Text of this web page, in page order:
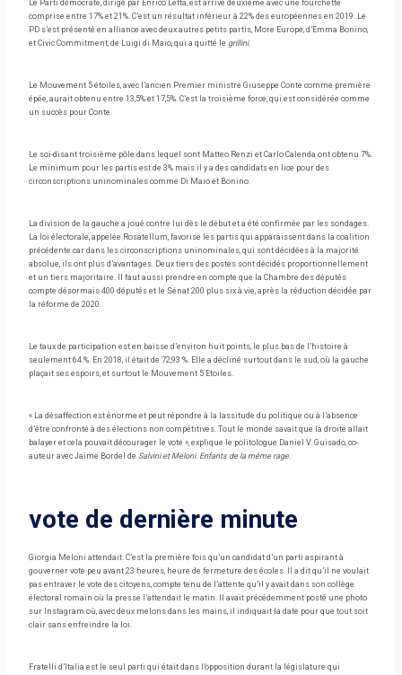
Le Parti démocrate, dirigé par Enrico Letta, est arrivé deuxième avec une fourchette
comprise entre 17% et 21%. C’est un résultat inférieur à 22% des européennes en 2019. Le
PD s’est présenté en alliance avec deux autres petits partis, More Europe, d’Emma Bonino,
et Civic Commitment, de Luigi di Maio, qui a quitté le grillini.
Le Mouvement 5 étoiles, avec l’ancien Premier ministre Giuseppe Conte comme première
épée, aurait obtenu entre 13,5% et 17,5%. C’est la troisième force, qui est considérée comme
un succès pour Conte.
Le soi-disant troisième pôle dans lequel sont Matteo Renzi et Carlo Calenda ont obtenu 7%.
Le minimum pour les partis est de 3% mais il y a des candidats en lice pour des
circonscriptions uninominales comme Di Maio et Bonino.
La division de la gauche a joué contre lui dès le début et a été confirmée par les sondages.
La loi électorale, appelée Rosatellum, favorise les partis qui apparaissent dans la coalition
précédente car dans les circonscriptions uninominales, qui sont décidées à la majorité
absolue, ils ont plus d’avantages. Deux tiers des postes sont décidés proportionnellement
et un tiers majoritaire. Il faut aussi prendre en compte que la Chambre des députés
compte désormais 400 députés et le Sénat 200 plus six à vie, après la réduction décidée par
la réforme de 2020.
Le taux de participation est en baisse d’environ huit points, le plus bas de l’histoire à
seulement 64 %. En 2018, il était de 72,93 %. Elle a décliné surtout dans le sud, où la gauche
plaçait ses espoirs, et surtout le Mouvement 5 Etoiles.
« La désaffection est énorme et peut répondre à la lassitude du politique ou à l’absence
d’être confronté à des élections non compétitives. Tout le monde savait que la droite allait
balayer et cela pouvait décourager le vote », explique le politologue Daniel V. Guisado, co-
auteur avec Jaime Bordel de Salvini et Meloni. Enfants de la même rage.
vote de dernière minute
Giorgia Meloni attendait. C’est la première fois qu’un candidat d’un parti aspirant à
gouverner vote peu avant 23 heures, heure de fermeture des écoles. Il a dit qu’il ne voulait
pas entraver le vote des citoyens, compte tenu de l’attente qu’il y avait dans son collège
électoral romain où la presse l’attendait le matin. Il avait précédemment posté une photo
sur Instagram où, avec deux melons dans les mains, il indiquait la date pour que tout soit
clair sans enfreindre la loi.
Fratelli d’Italia est le seul parti qui était dans l’opposition durant la législature qui